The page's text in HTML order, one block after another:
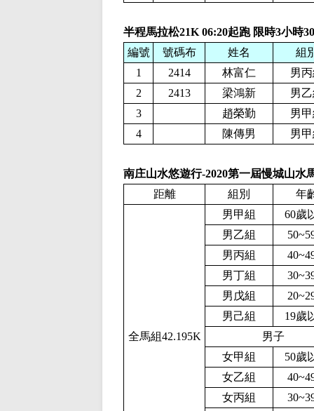
半程馬拉松21K 06:20起跑 限時3小時
編號
號碼布 姓名
組
1
2414 林富仁
男
2
2413 梁鴻新
男
3
趙榮勤
男
4
陳傳男 男
南庄山水悠遊行-2020第一屆慢城山水
距離
組別 年
全馬組42.195K
男甲組
60歲
男乙組
男丙組
男丁組
男戊組
男己組
19歲
男子
女甲組
50歲
女乙組
女丙組